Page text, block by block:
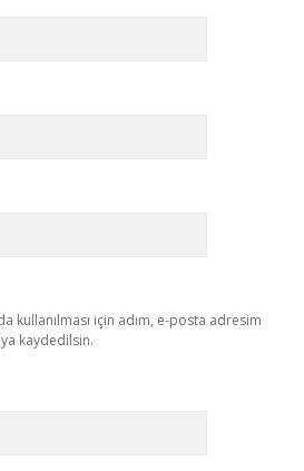
kullanılması için adım, e-posta adresim
kaydedilsin.